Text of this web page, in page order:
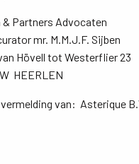
& Partners Advocaten
mr. M.M.J.F. Sijben
Hövell tot Westerflier 23
HEERLEN
vermelding van: Asterique